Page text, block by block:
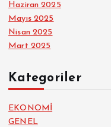
Haziran 2025
Mayıs 2025
Nisan 2025
Mart 2025
Kategoriler
EKONOMİ
GENEL